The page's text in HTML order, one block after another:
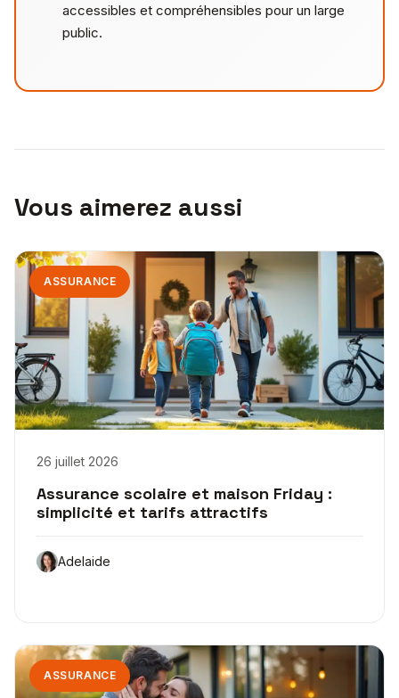
accessibles et compréhensibles pour un large
public.
Vous aimerez aussi
ASSURANCE
26 juillet 2026
Assurance scolaire et maison Friday :
simplicité et tarifs attractifs
Adelaide
ASSURANCE